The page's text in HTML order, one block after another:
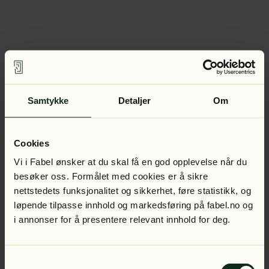
Samtykke Detaljer Om
Cookies
Vi i Fabel ønsker at du skal få en god opplevelse når du
besøker oss. Formålet med cookies er å sikre
nettstedets funksjonalitet og sikkerhet, føre statistikk, og
løpende tilpasse innhold og markedsføring på fabel.no og
i annonser for å presentere relevant innhold for deg.